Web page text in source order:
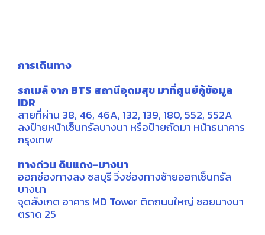
การเดินทาง
รถเมล์ จาก BTS สถานีอุดมสุข มาที่ศูนย์กู้ข้อมูล
IDR
สายที่ผ่าน 38, 46, 46A, 132, 139, 180, 552, 552A
ลงป้ายหน้าเซ็นทรัลบางนา หรือป้ายถัดมา หน้าธนาคาร
กรุงเทพ
ทางด่วน ดินแดง-บางนา
ออกช่องทางลง ชลบุรี วิ่งช่องทางซ้ายออกเซ็นทรัล
บางนา
จุดสังเกต อาคาร MD Tower ติดถนนใหญ่ ซอยบางนา
ตราด 25